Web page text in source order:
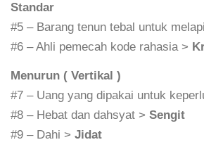
Standar
#5 – Barang tenun tebal untuk
#6 – Ahli pemecah kode rahasia >
Menurun ( Vertikal )
#7 – Uang yang dipakai untuk
#8 – Hebat dan dahsyat > Sengit
#9 – Dahi > Jidat